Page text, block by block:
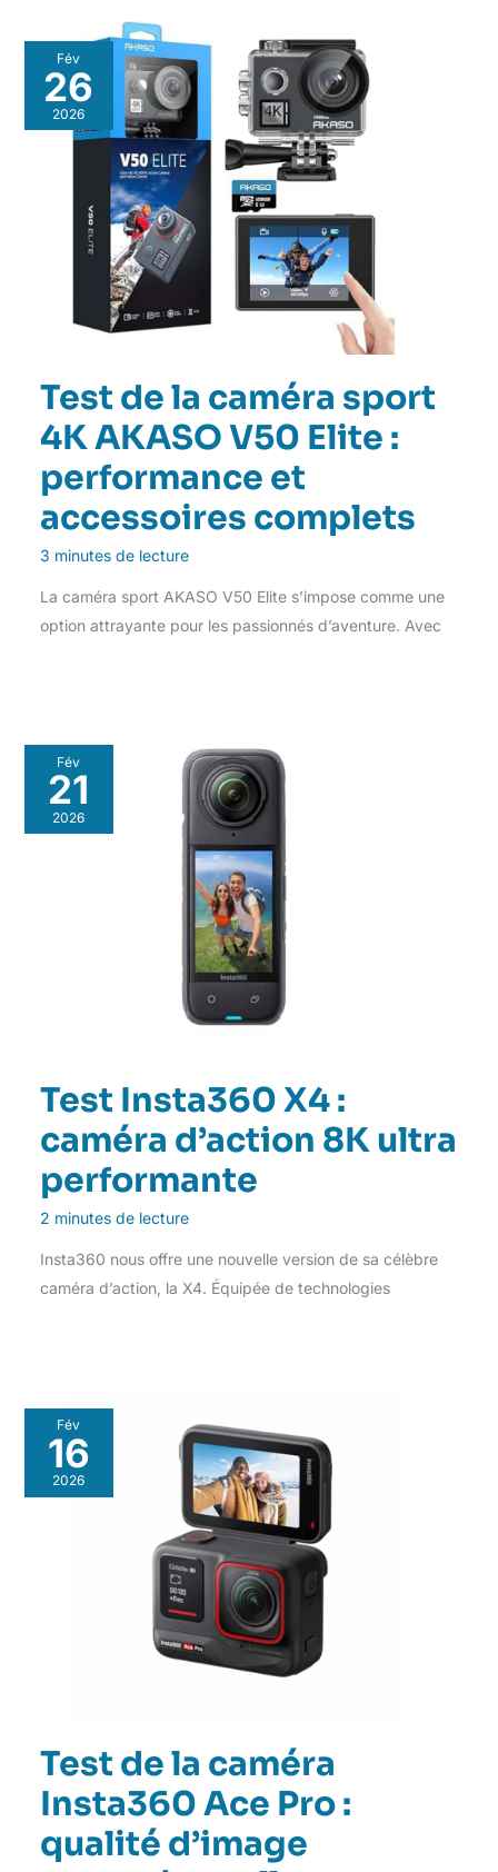
Fév
26
2026
Test de la caméra sport
4K AKASO V50 Elite :
performance et
accessoires complets
3 minutes de lecture
La caméra sport AKASO V50 Elite s’impose comme une
option attrayante pour les passionnés d’aventure. Avec
Fév
21
2026
Test Insta360 X4 :
caméra d’action 8K ultra
performante
2 minutes de lecture
Insta360 nous offre une nouvelle version de sa célèbre
caméra d’action, la X4. Équipée de technologies
Fév
16
2026
Test de la caméra
Insta360 Ace Pro :
qualité d’image